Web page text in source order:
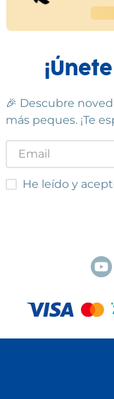
🎉 Descubre
más peques. ¡Te
He leído y acepto
He leído y